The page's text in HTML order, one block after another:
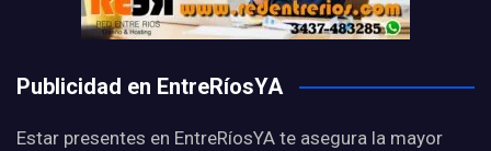
Publicidad en EntreRíosYA
Estar presentes en EntreRíosYA te asegura la mayor